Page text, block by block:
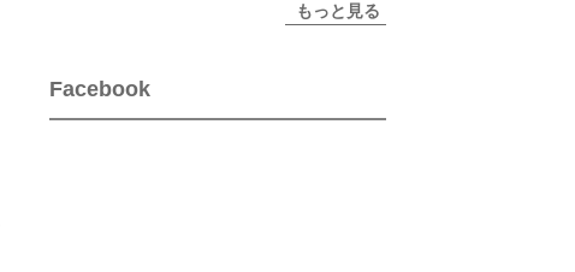
もっと見る
Facebook